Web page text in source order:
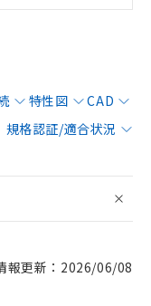
特性図
CAD
規格認証/適合状況
報更新：2026/06/08